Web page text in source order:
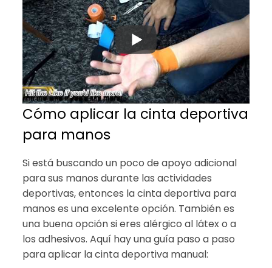
Cómo aplicar la cinta deportiva
para manos
Si está buscando un poco de apoyo adicional
para sus manos durante las actividades
deportivas, entonces la cinta deportiva para
manos es una excelente opción. También es
una buena opción si eres alérgico al látex o a
los adhesivos. Aquí hay una guía paso a paso
para aplicar la cinta deportiva manual: